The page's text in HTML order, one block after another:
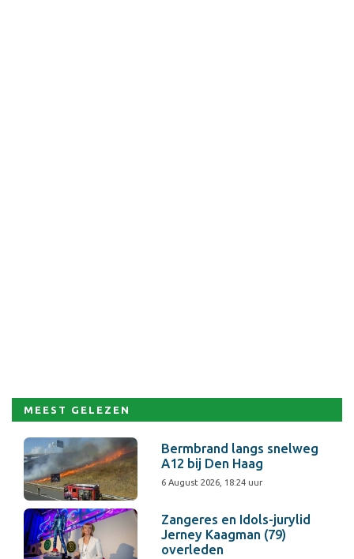
MEEST GELEZEN
Bermbrand langs snelweg
A12 bij Den Haag
6 August 2026, 18:24 uur
Zangeres en Idols-jurylid
Jerney Kaagman (79)
overleden